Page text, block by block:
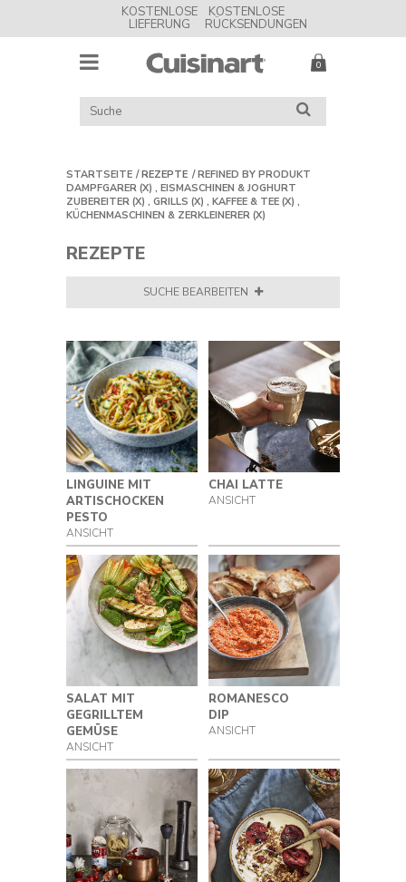
KOSTENLOSE
LIEFERUNG
KOSTENLOSE
RÜCKSENDUNGEN
MENU
UK
KATALOG
DURCHSUCHEN
SUCHE
STARTSEITE REZEPTE REFINED BY PRODUKT
DAMPFGARER (X) , EISMASCHINEN & JOGHURT
ZUBEREITER (X) , GRILLS (X) , KAFFEE & TEE (X) ,
KÜCHENMASCHINEN & ZERKLEINERER (X)
REZEPTE
SUCHE BEARBEITEN
Essen
Den Spinat in ein Sieb geben und mit
kochendem Wasser übergießen, bis er
verwelkt ist. Leicht abkühlen lassen und
die überschüssige Flüssigkeit mit den
Händen ausdrücken.
Desserts
Produkt
Alles
zurücksetzen
Dampfgarer
Eismaschinen & Joghurt Zubereiter
Grills
Kaffee & Tee
Küchenmaschinen & Zerkleinerer
LINGUINE MIT
ARTISCHOCKEN
PESTO
ANSICHT
CHAI LATTE
ANSICHT
SALAT MIT
GEGRILLTEM
GEMÜSE
ANSICHT
ROMANESCO
DIP
ANSICHT